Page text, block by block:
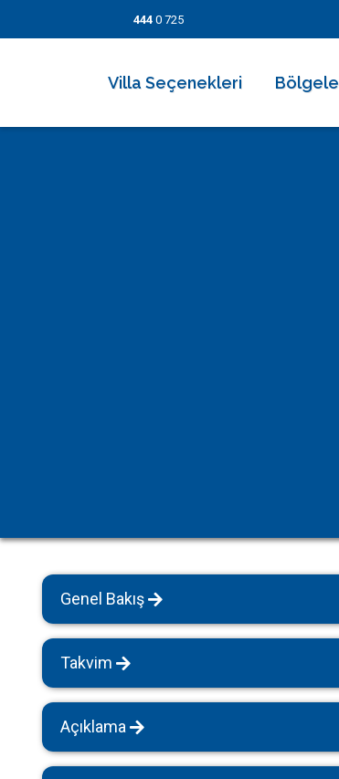
444 0 725
Villa Seçenekleri
Kiralık Apartlar
Bungalov Evler
Kahvaltı Dahil Villalar
Tüm Villalar
Genel Bakış
Takvim
Açıklama